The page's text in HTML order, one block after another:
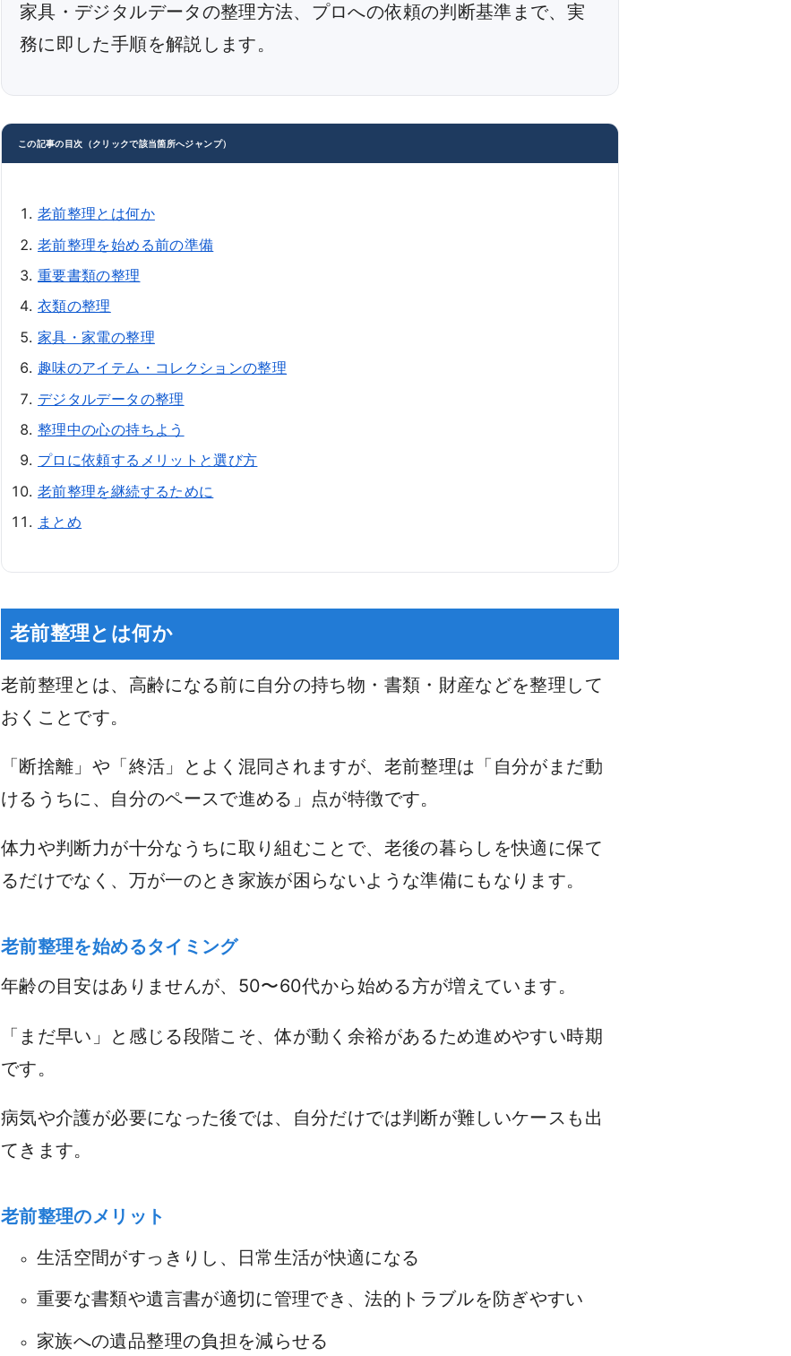
家具・デジタルデータの整理方法、プロへの依頼の判断基準まで、実
務に即した手順を解説します。
この記事の目次（クリックで該当箇所へジャンプ）
老前整理とは何か
老前整理を始める前の準備
重要書類の整理
衣類の整理
家具・家電の整理
趣味のアイテム・コレクションの整理
デジタルデータの整理
整理中の心の持ちよう
プロに依頼するメリットと選び方
老前整理を継続するために
まとめ
老前整理とは何か
老前整理とは、高齢になる前に自分の持ち物・書類・財産などを整理して
おくことです。
「断捨離」や「終活」とよく混同されますが、老前整理は「自分がまだ動
けるうちに、自分のペースで進める」点が特徴です。
体力や判断力が十分なうちに取り組むことで、老後の暮らしを快適に保て
るだけでなく、万が一のとき家族が困らないような準備にもなります。
老前整理を始めるタイミング
年齢の目安はありませんが、50〜60代から始める方が増えています。
「まだ早い」と感じる段階こそ、体が動く余裕があるため進めやすい時期
です。
病気や介護が必要になった後では、自分だけでは判断が難しいケースも出
てきます。
老前整理のメリット
生活空間がすっきりし、日常生活が快適になる
重要な書類や遺言書が適切に管理でき、法的トラブルを防ぎやすい
家族への遺品整理の負担を減らせる